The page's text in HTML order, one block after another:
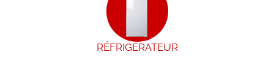
RÉFRIGÉRATEUR